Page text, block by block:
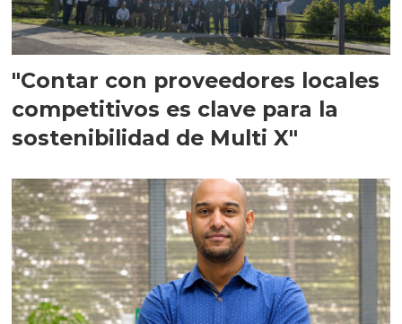
"Contar con proveedores locales
competitivos es clave para la
sostenibilidad de Multi X"